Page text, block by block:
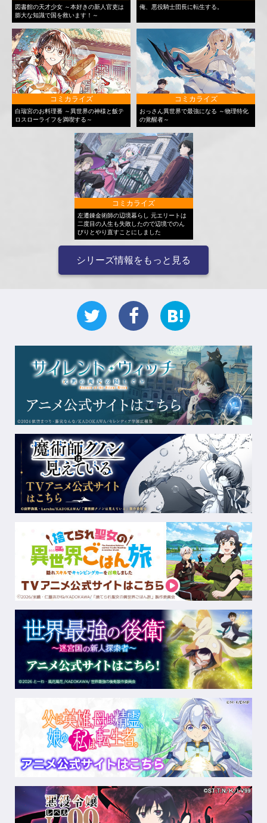
図書館の天才少女 ～本好きの新人官吏は
膨大な知識で国を救います！～
俺、悪役騎士団長に転生する。
コミカライズ
白瑞宮のお料理番 ～異世界の神様と飯テ
ロスローライフを満喫する～
コミカライズ
おっさん異世界で最強になる ～物理特化
の覚醒者～
コミカライズ
左遷錬金術師の辺境暮らし 元エリートは
二度目の人生も失敗したので辺境でのん
びりとやり直すことにしました
シリーズ情報をもっと見る